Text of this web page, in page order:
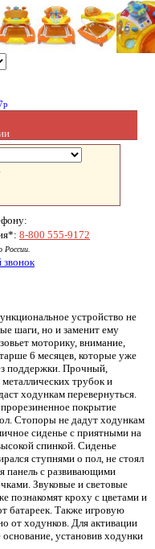
8-800 555-9172
России.
звонок
устройство не
шаги, но и заменит ему
моторику, внимание,
6 месяцев, которые уже
поддержки. Прочный,
трубок и
ходункам перевернуться.
покрытие
Стопоры не дадут ходункам
сиденье с приятными на
спинкой. Сиденье
ступнями о пол, не стоял
панель с развивающими
Звуковые и световые
познакомят кроху с цветами и
батареек. Также игровую
от ходунков. Для активации
установив ходунки